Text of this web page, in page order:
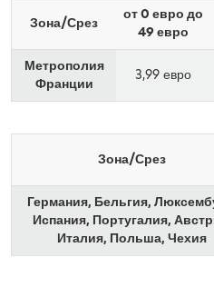
Зона/Срез
от 0 евро до
49 евро
Метрополия
Франции
3,99 евро
Зона/Срез
Германия, Бельгия,
Испания, Португалия,
Италия, Польша, Чехия